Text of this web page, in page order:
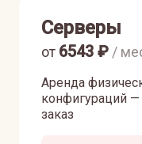
Серверы
Аренда
конфигураций
заказ
от 6543 ₽ /